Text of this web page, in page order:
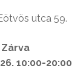
utca 59.
10:00-20:00